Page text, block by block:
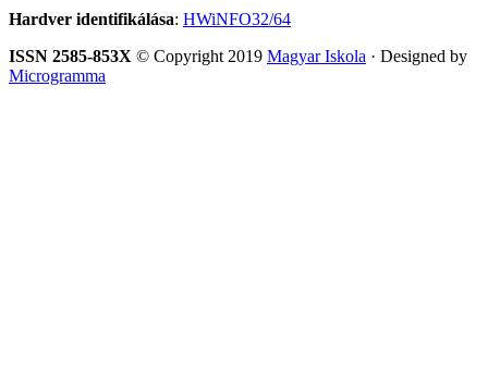
Hardver identifikálása: HWiNFO32/64
ISSN 2585-853X © Copyright 2019 Magyar Iskola · Designed by
Microgramma